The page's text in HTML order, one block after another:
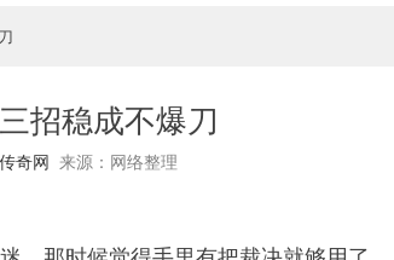
招稳成不爆刀
奇网 来源：网络整理